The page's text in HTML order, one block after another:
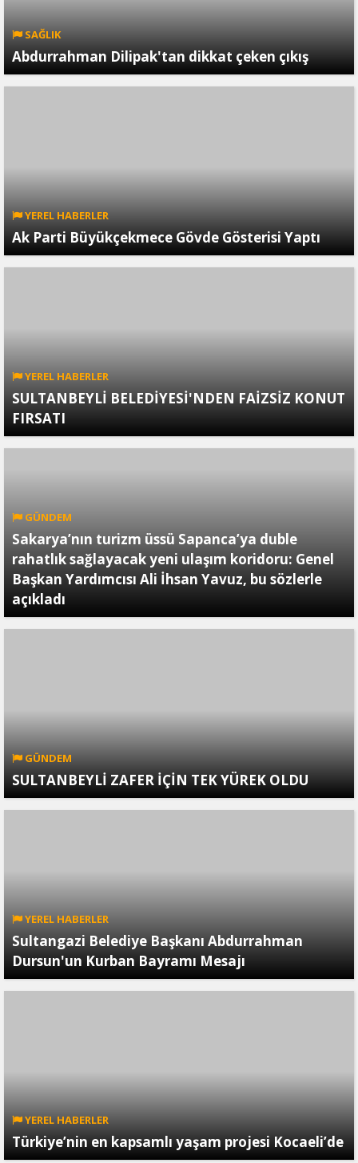
SAĞLIK
Abdurrahman Dilipak'tan dikkat çeken çıkış
YEREL HABERLER
Ak Parti Büyükçekmece Gövde Gösterisi Yaptı
YEREL HABERLER
SULTANBEYLİ BELEDİYESİ'NDEN FAİZSİZ KONUT
FIRSATI
GÜNDEM
Sakarya’nın turizm üssü Sapanca’ya duble
rahatlık sağlayacak yeni ulaşım koridoru: Genel
Başkan Yardımcısı Ali İhsan Yavuz, bu sözlerle
açıkladı
GÜNDEM
SULTANBEYLİ ZAFER İÇİN TEK YÜREK OLDU
YEREL HABERLER
Sultangazi Belediye Başkanı Abdurrahman
Dursun'un Kurban Bayramı Mesajı
YEREL HABERLER
Türkiye’nin en kapsamlı yaşam projesi Kocaeli’de